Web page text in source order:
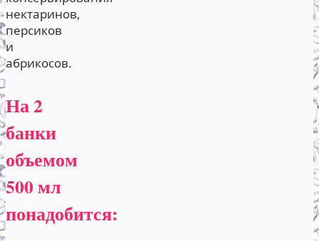
нектаринов,
персиков
и
абрикосов.
На 2
банки
объемом
500 мл
понадобится: